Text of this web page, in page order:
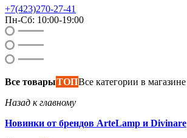
+7(423)270-27-41
Пн-Сб: 10:00-19:00
Все товарыТОПВсе категории в магазине
Назад к главному
Новинки от брендов ArteLamp и Divinare